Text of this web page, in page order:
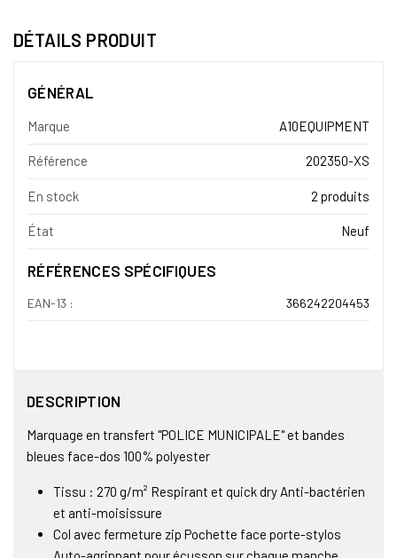
DÉTAILS PRODUIT
GÉNÉRAL
Marque A10EQUIPMENT
Référence 202350-XS
En stock 2 produits
État Neuf
RÉFÉRENCES SPÉCIFIQUES
EAN-13 : 366242204453
DESCRIPTION
Marquage en transfert "POLICE MUNICIPALE" et bandes
bleues face-dos 100% polyester
Tissu : 270 g/m² Respirant et quick dry Anti-bactérien
et anti-moisissure
Col avec fermeture zip Pochette face porte-stylos